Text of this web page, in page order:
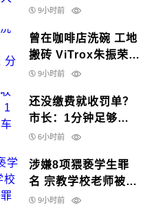
及大选
9小时前
曾在咖啡店洗碗 工地
搬砖 ViTrox朱振荣
分享逆袭人生
9小时前
还没缴费就收罚单？
市长：1分钟足够缴
泊车费
6小时前
涉嫌8项猥亵学生罪
名 宗教学校老师被控
不认罪
9小时前